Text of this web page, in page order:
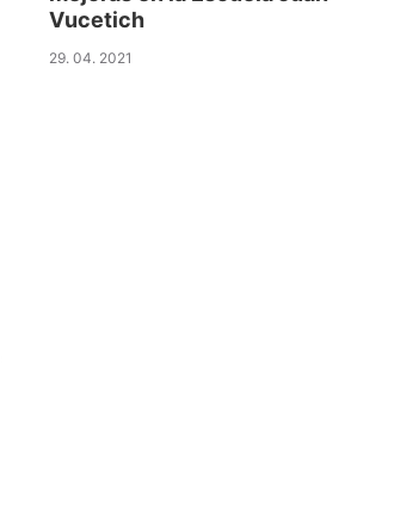
Vucetich
29. 04. 2021